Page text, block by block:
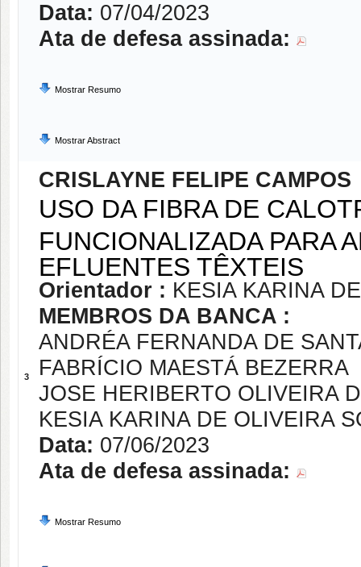
Data: 07/04/2023
Ata de defesa assinada:
Mostrar Resumo
Mostrar Abstract
3
CRISLAYNE FELIPE CAMPOS
USO DA FIBRA DE
FUNCIONALIZADA PARA
EFLUENTES TÊXTEIS
Orientador : KESIA KARINA
MEMBROS DA BANCA :
ANDRÉA FERNANDA DE
FABRÍCIO MAESTÁ BEZERRA
JOSE HERIBERTO OLIVEIRA
KESIA KARINA DE OLIVEIRA
Data: 07/06/2023
Ata de defesa assinada:
Mostrar Resumo